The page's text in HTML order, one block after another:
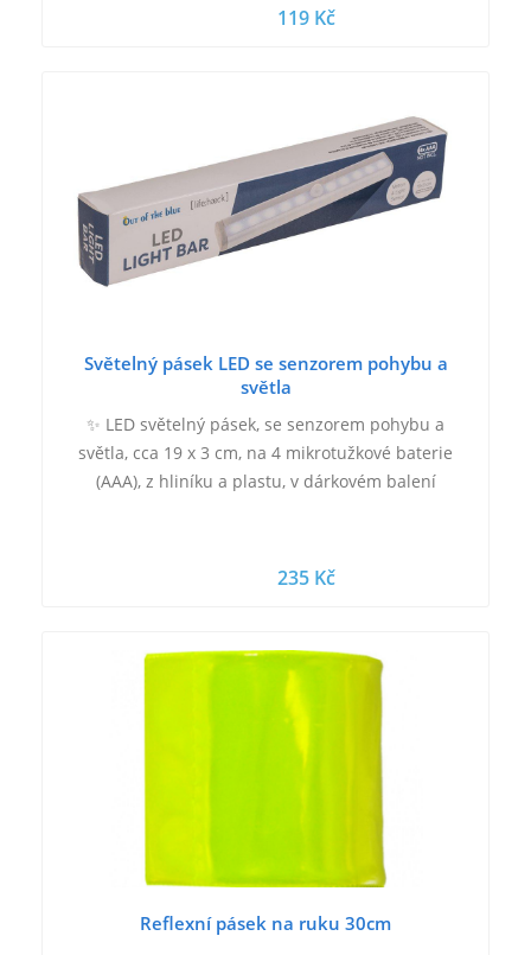
119 Kč
Světelný pásek LED se senzorem pohybu a
světla
✨ LED světelný pásek, se senzorem pohybu a
světla, cca 19 x 3 cm, na 4 mikrotužkové baterie
(AAA), z hliníku a plastu, v dárkovém balení
235 Kč
Reflexní pásek na ruku 30cm